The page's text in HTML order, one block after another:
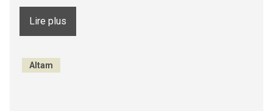
Lire plus
Altam